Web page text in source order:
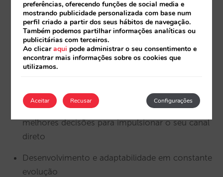
Integração 2-way comesta lista de PMS
Integração de informações de cartões e tokens
de plataformas de pagamento
Módulos multi-proprietários para simplificar a
Business Intelligence que lhe permitirá tomar as
melhores decisões para impulsionar o seu canal
direto
Desenvolvimento e adaptabilidade em constante
evolução
preferências, oferecendo funções de social media e
mostrando publicidade personalizada com base num
perfil criado a partir dos seus hábitos de navegação.
Também podemos partilhar informações analíticas ou
publicitárias com terceiros.
Ao clicaraqui pode administrar o seu consentimento e
encontrar mais informações sobre os cookies que
utilizamos.
Aceitar Configurações
Recusar